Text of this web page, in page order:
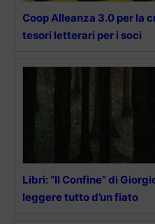
Coop Alleanza 3.0 per la
tesori letterari per i soci
Libri: “Il Confine” di
leggere tutto d’un fiato